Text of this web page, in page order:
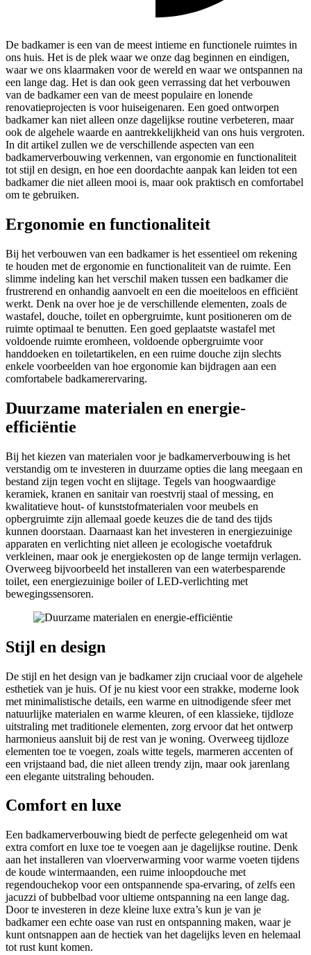
De badkamer is een van de meest intieme en functionele ruimtes in
ons huis. Het is de plek waar we onze dag beginnen en eindigen,
waar we ons klaarmaken voor de wereld en waar we ontspannen na
een lange dag. Het is dan ook geen verrassing dat het verbouwen
van de badkamer een van de meest populaire en lonende
renovatieprojecten is voor huiseigenaren. Een goed ontworpen
badkamer kan niet alleen onze dagelijkse routine verbeteren, maar
ook de algehele waarde en aantrekkelijkheid van ons huis vergroten.
In dit artikel zullen we de verschillende aspecten van een
badkamerverbouwing verkennen, van ergonomie en functionaliteit
tot stijl en design, en hoe een doordachte aanpak kan leiden tot een
badkamer die niet alleen mooi is, maar ook praktisch en comfortabel
om te gebruiken.
Ergonomie en functionaliteit
Bij het verbouwen van een badkamer is het essentieel om rekening
te houden met de ergonomie en functionaliteit van de ruimte. Een
slimme indeling kan het verschil maken tussen een badkamer die
frustrerend en onhandig aanvoelt en een die moeiteloos en efficiënt
werkt. Denk na over hoe je de verschillende elementen, zoals de
wastafel, douche, toilet en opbergruimte, kunt positioneren om de
ruimte optimaal te benutten. Een goed geplaatste wastafel met
voldoende ruimte eromheen, voldoende opbergruimte voor
handdoeken en toiletartikelen, en een ruime douche zijn slechts
enkele voorbeelden van hoe ergonomie kan bijdragen aan een
comfortabele badkamerervaring.
Duurzame materialen en energie-
efficiëntie
Bij het kiezen van materialen voor je badkamerverbouwing is het
verstandig om te investeren in duurzame opties die lang meegaan en
bestand zijn tegen vocht en slijtage. Tegels van hoogwaardige
keramiek, kranen en sanitair van roestvrij staal of messing, en
kwalitatieve hout- of kunststofmaterialen voor meubels en
opbergruimte zijn allemaal goede keuzes die de tand des tijds
kunnen doorstaan. Daarnaast kan het investeren in energiezuinige
apparaten en verlichting niet alleen je ecologische voetafdruk
verkleinen, maar ook je energiekosten op de lange termijn verlagen.
Overweeg bijvoorbeeld het installeren van een waterbesparende
toilet, een energiezuinige boiler of LED-verlichting met
bewegingssensoren.
Stijl en design
De stijl en het design van je badkamer zijn cruciaal voor de algehele
esthetiek van je huis. Of je nu kiest voor een strakke, moderne look
met minimalistische details, een warme en uitnodigende sfeer met
natuurlijke materialen en warme kleuren, of een klassieke, tijdloze
uitstraling met traditionele elementen, zorg ervoor dat het ontwerp
harmonieus aansluit bij de rest van je woning. Overweeg tijdloze
elementen toe te voegen, zoals witte tegels, marmeren accenten of
een vrijstaand bad, die niet alleen trendy zijn, maar ook jarenlang
een elegante uitstraling behouden.
Comfort en luxe
Een badkamerverbouwing biedt de perfecte gelegenheid om wat
extra comfort en luxe toe te voegen aan je dagelijkse routine. Denk
aan het installeren van vloerverwarming voor warme voeten tijdens
de koude wintermaanden, een ruime inloopdouche met
regendouchekop voor een ontspannende spa-ervaring, of zelfs een
jacuzzi of bubbelbad voor ultieme ontspanning na een lange dag.
Door te investeren in deze kleine luxe extra’s kun je van je
badkamer een echte oase van rust en ontspanning maken, waar je
kunt ontsnappen aan de hectiek van het dagelijks leven en helemaal
tot rust kunt komen.